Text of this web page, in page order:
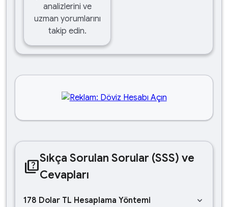
analizlerini ve
uzman yorumlarını
takip edin.
quizSıkça Sorulan Sorular (SSS) ve
Cevapları
178 Dolar TL Hesaplama Yöntemi keyboard_arrow_down